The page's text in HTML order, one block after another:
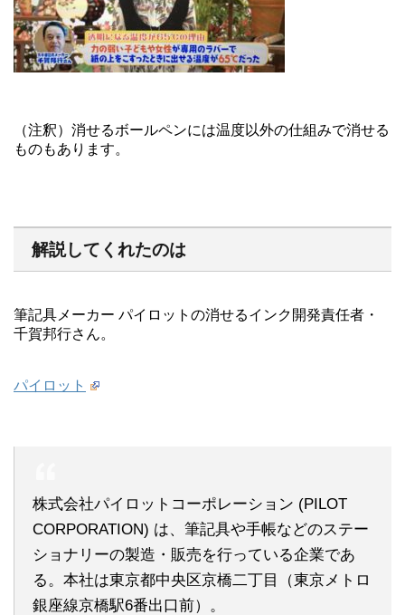
（注釈）消せるボールペンには温度以外の仕組みで消せる
ものもあります。
解説してくれたのは
筆記具メーカー パイロットの消せるインク開発責任者・
千賀邦行さん。
パイロット
株式会社パイロットコーポレーション (PILOT
CORPORATION) は、筆記具や手帳などのステー
ショナリーの製造・販売を行っている企業であ
る。本社は東京都中央区京橋二丁目（東京メトロ
銀座線京橋駅6番出口前）。